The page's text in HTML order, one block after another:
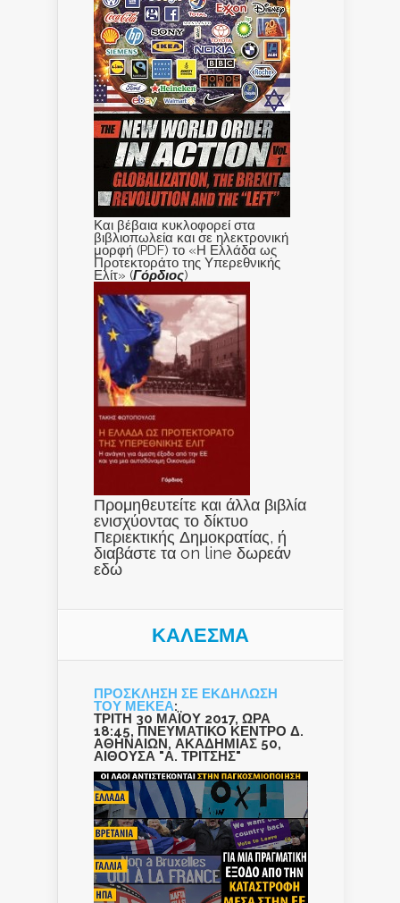
Και βέβαια κυκλοφορεί στα
βιβλιοπωλεία και σε ηλεκτρονική
μορφή (PDF) το «Η Ελλάδα ως
Προτεκτοράτο της Υπερεθνικής
Ελίτ» (Γόρδιος)
Προμηθευτείτε και άλλα βιβλία
ενισχύοντας το δίκτυο
Περιεκτικής Δημοκρατίας, ή
διαβάστε τα on line δωρεάν
εδώ
ΚΑΛΕΣΜΑ
ΠΡΟΣΚΛΗΣΗ ΣΕ ΕΚΔΗΛΩΣΗ
ΤΟΥ ΜΕΚΕΑ:
ΤΡΙΤΗ 30 ΜΑΪΟΥ 2017, ΩΡΑ
18:45, ΠΝΕΥΜΑΤΙΚΟ ΚΕΝΤΡΟ Δ.
ΑΘΗΝΑΙΩΝ, ΑΚΑΔΗΜΙΑΣ 50,
ΑΙΘΟΥΣΑ "Α. ΤΡΙΤΣΗΣ"